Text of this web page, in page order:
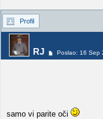
Profil
RJ Poslao: 16 Sep
samo vi parite oči